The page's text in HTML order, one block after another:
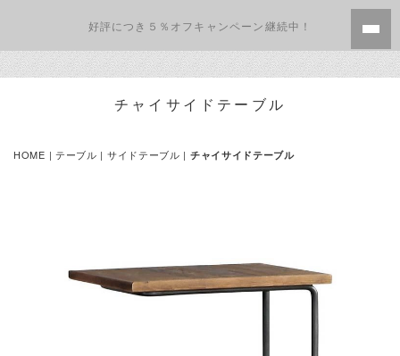
好評につき５％オフキャンペーン継続中！
チャイサイドテーブル
HOME | テーブル | サイドテーブル | チャイサイドテーブル